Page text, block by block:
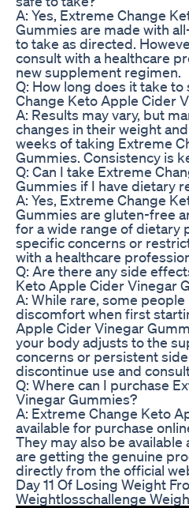
A: Yes, Extreme Change
Gummies are made with
to take as directed.
consult with a healthcare
new supplement regimen.
Q: How long does it take
Change Keto Apple Cider
A: Results may vary, but
changes in their weight
weeks of taking Extreme
Gummies. Consistency is
Q: Can I take Extreme
Gummies if I have dietary
A: Yes, Extreme Change
Gummies are gluten-free
for a wide range of dietary
specific concerns or
with a healthcare
Q: Are there any side
Keto Apple Cider Vinegar
A: While rare, some
discomfort when first
Apple Cider Vinegar
your body adjusts to the
concerns or persistent
discontinue use and
Q: Where can I purchase
Vinegar Gummies?
A: Extreme Change Keto
available for purchase
They may also be
are getting the genuine
directly from the official
Day 11 Of Losing Weight
Weightlosschallenge